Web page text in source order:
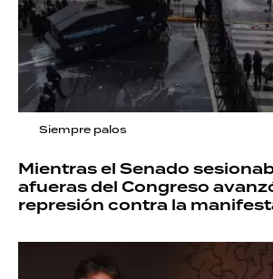
Siempre palos
Mientras el Senado
afueras del Congreso
represión contra la